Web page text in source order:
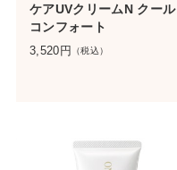
ケアUVクリームN クール
コンフォート
3,520 円 （税込）